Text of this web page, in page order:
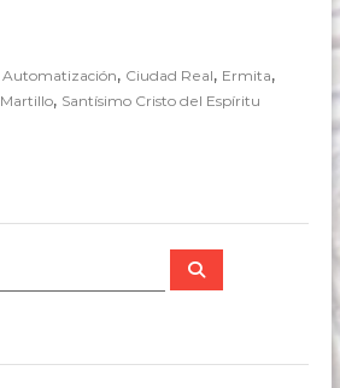
Automatización, Ciudad Real, Ermita,
Martillo, Santísimo Cristo del Espíritu
B